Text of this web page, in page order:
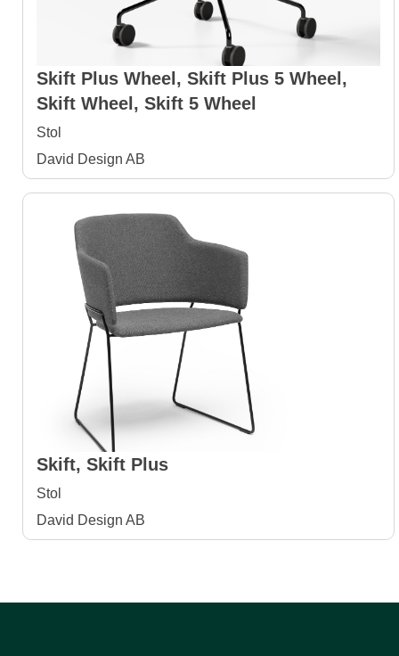
Skift Plus Wheel, Skift Plus 5 Wheel,
Skift Wheel, Skift 5 Wheel
Stol
David Design AB
Skift, Skift Plus
Stol
David Design AB